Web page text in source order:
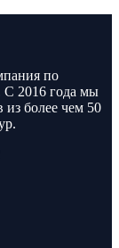
по
С 2016 года мы
из более чем 50